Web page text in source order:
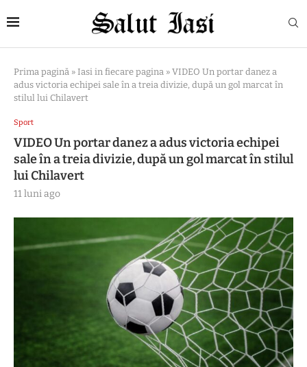
Prima pagină » Iasi in fiecare pagina » VIDEO Un portar danez a
adus victoria echipei sale în a treia divizie, după un gol marcat în
stilul lui Chilavert
Sport
VIDEO Un portar danez a adus victoria echipei
sale în a treia divizie, după un gol marcat în stilul
lui Chilavert
11 luni ago